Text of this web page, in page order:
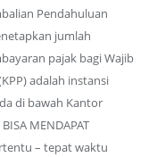
Pendahuluan
jumlah
pajak bagi Wajib
adalah instansi
di bawah Kantor
MENDAPAT
– tepat waktu